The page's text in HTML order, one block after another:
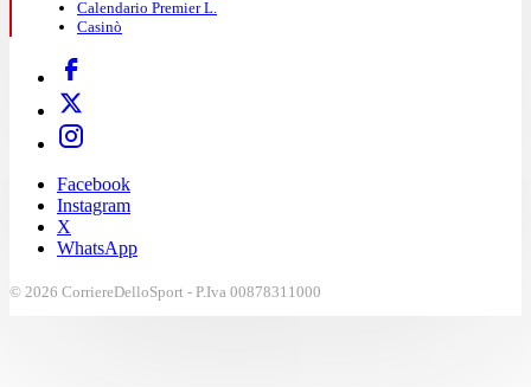
Calendario Premier L.
Casinò
Facebook
Instagram
X
WhatsApp
© 2026 CorriereDelloSport - P.Iva 00878311000